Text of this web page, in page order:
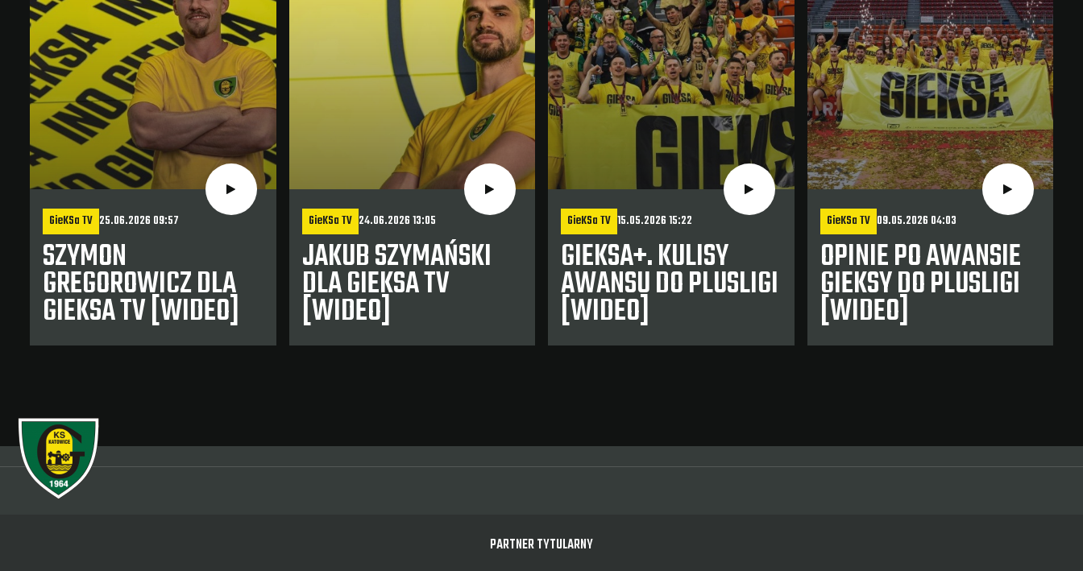
GieKSa TV 25.06.2026 09:57
SZYMON
GREGOROWICZ DLA
GIEKSA TV [WIDEO]
GieKSa TV 24.06.2026 13:05
JAKUB SZYMAŃSKI
DLA GIEKSA TV
[WIDEO]
GieKSa TV 15.05.2026 15:22
GIEKSA+. KULISY
AWANSU DO PLUSLIGI
[WIDEO]
GieKSa TV 09.05.2026 04:03
OPINIE PO AWANSIE
GIEKSY DO PLUSLIGI
[WIDEO]
PARTNER TYTULARNY